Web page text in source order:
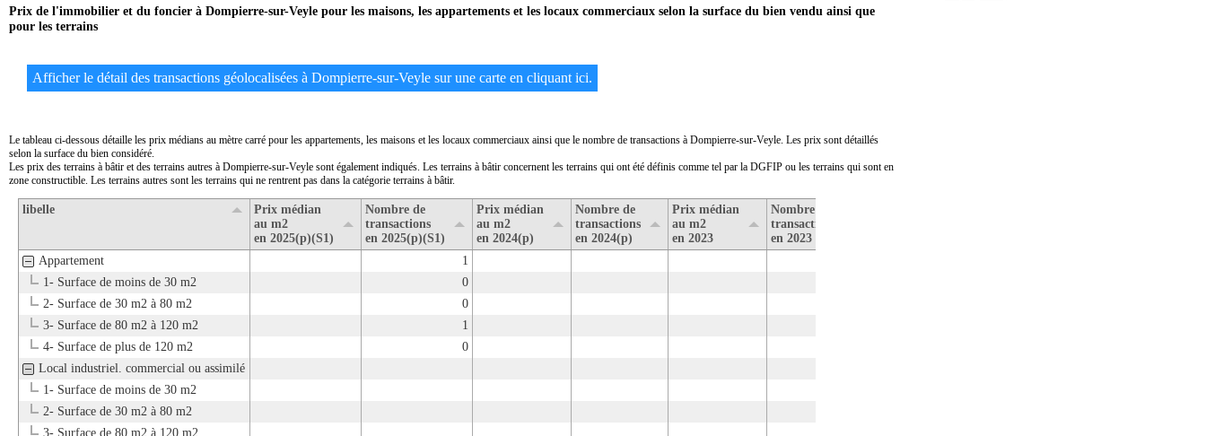
Prix de l'immobilier et du foncier à Dompierre-sur-Veyle pour les maisons, les appartements et les locaux commerciaux selon la surface du bien vendu ainsi que
pour les terrains
Afficher le détail des transactions géolocalisées à Dompierre-sur-Veyle sur une carte en cliquant ici.
Le tableau ci-dessous détaille les prix médians au mètre carré pour les appartements, les maisons et les locaux commerciaux ainsi que le nombre de transactions à Dompierre-sur-Veyle. Les prix sont détaillés
selon la surface du bien considéré.
Les prix des terrains à bâtir et des terrains autres à Dompierre-sur-Veyle sont également indiqués. Les terrains à bâtir concernent les terrains qui ont été définis comme tel par la DGFIP ou les terrains qui sont en
zone constructible. Les terrains autres sont les terrains qui ne rentrent pas dans la catégorie terrains à bâtir.
libelle
Prix médian
au m2
en 2025(p)(S1)
Nombre de
transactions
en 2025(p)(S1)
Prix médian
au m2
en 2024(p)
Nombre de
transactions
en 2024(p)
Prix médian
au m2
en 2023
Nombre de
transactions
en 2023
Appartement
1
1- Surface de moins de 30 m2
0
2- Surface de 30 m2 à 80 m2
0
3- Surface de 80 m2 à 120 m2
1
4- Surface de plus de 120 m2
0
Local industriel. commercial ou assimilé
1- Surface de moins de 30 m2
2- Surface de 30 m2 à 80 m2
3- Surface de 80 m2 à 120 m2